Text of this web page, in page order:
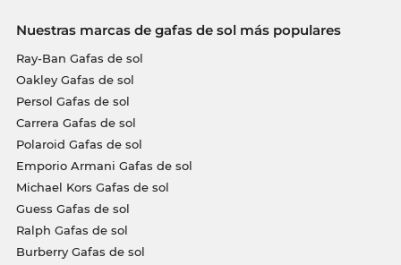
Nuestras marcas de gafas de sol más populares
Ray-Ban Gafas de sol
Oakley Gafas de sol
Persol Gafas de sol
Carrera Gafas de sol
Polaroid Gafas de sol
Emporio Armani Gafas de sol
Michael Kors Gafas de sol
Guess Gafas de sol
Ralph Gafas de sol
Burberry Gafas de sol